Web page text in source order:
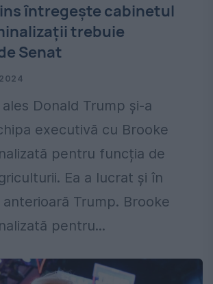
întregește cabinetul
trebuie
Senat
Donald Trump și-a
executivă cu Brooke
pentru funcția de
Ea a lucrat și în
Trump. Brooke
pentru...